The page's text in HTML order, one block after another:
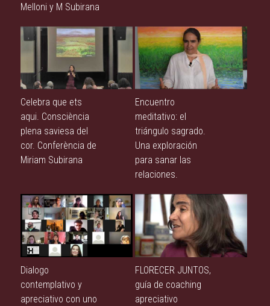
Melloni y M Subirana
Celebra que ets
aqui. Consciència
plena saviesa del
cor. Conferència de
Miriam Subirana
Encuentro
meditativo: el
triángulo sagrado.
Una exploración
para sanar las
relaciones.
Dialogo
contemplativo y
apreciativo con uno
FLORECER JUNTOS,
guía de coaching
apreciativo